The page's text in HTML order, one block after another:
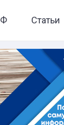
Статьи